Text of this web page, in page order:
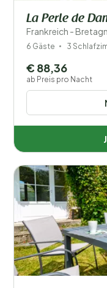
Kinder
Beliebte Filter
Behinderte
Wellness
La Perle de
Frankreich -
6 Gäste 3
€ 88,36
ab Preis pro Nacht